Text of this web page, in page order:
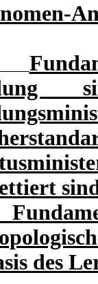
des